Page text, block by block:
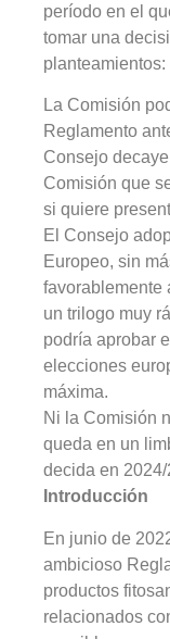
período en el
tomar una
planteamientos:
La Comisión
Reglamento
Consejo
Comisión que
si quiere
El Consejo
Europeo, sin
favorablemente
un trilogo muy
podría aprobar
elecciones
máxima.
Ni la Comisión
queda en un
decida en
Introducción
En junio de
ambicioso
productos
relacionados